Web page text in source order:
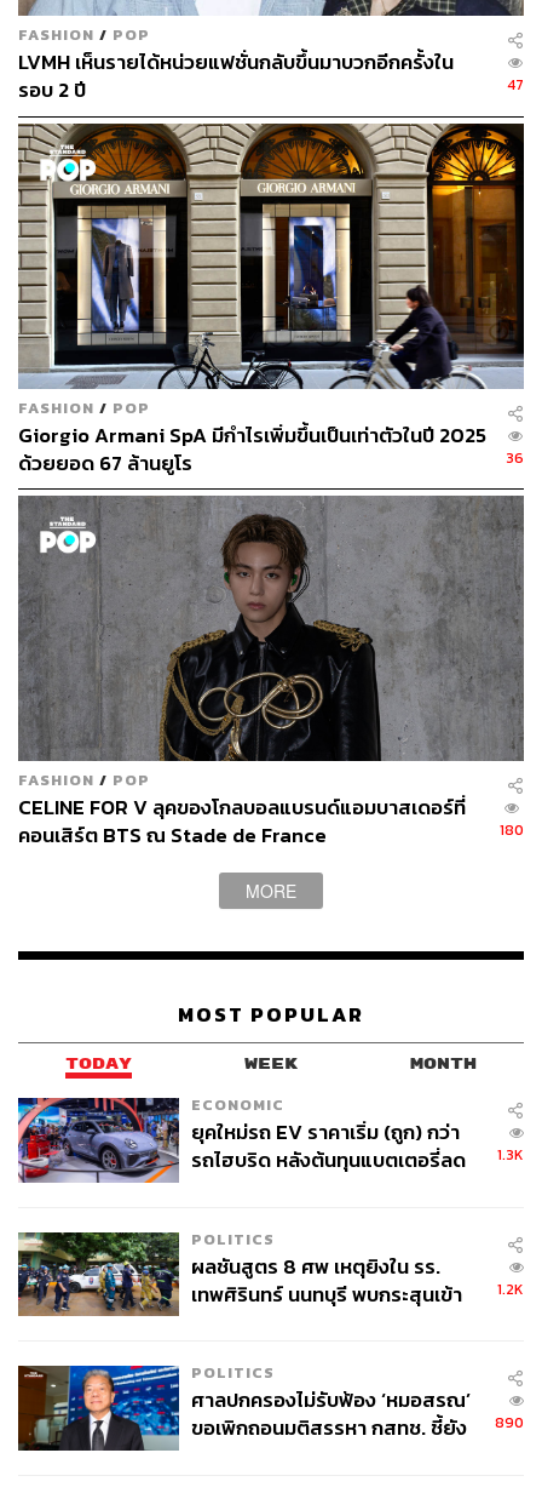
FASHION / POP
LVMH เห็นรายได้หน่วยแฟชั่นกลับขึ้นมาบวกอีกครั้งใน
รอบ 2 ปี
47
FASHION / POP
Giorgio Armani SpA มีกำไรเพิ่มขึ้นเป็นเท่าตัวในปี 2025
ด้วยยอด 67 ล้านยูโร
36
FASHION / POP
CELINE FOR V ลุคของโกลบอลแบรนด์แอมบาสเดอร์ที่
คอนเสิร์ต BTS ณ Stade de France
180
MORE
MOST POPULAR
TODAY WEEK MONTH
ECONOMIC
ยุคใหม่รถ EV ราคาเริ่ม (ถูก) กว่า
รถไฮบริด หลังต้นทุนแบตเตอรี่ลด
1.3K
POLITICS
ผลชันสูตร 8 ศพ เหตุยิงใน รร.
เทพศิรินทร์ นนทบุรี พบกระสุนเข้า
1.2K
POLITICS
ศาลปกครองไม่รับฟ้อง ‘หมอสรณ’
ขอเพิกถอนมติสรรหา กสทช. ชี้ยัง
890